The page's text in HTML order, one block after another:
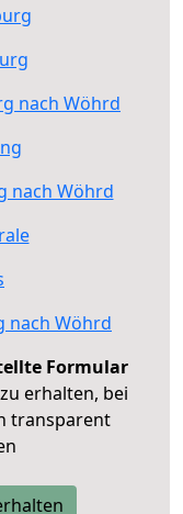
nach Wöhrd
nach Wöhrd
nach Wöhrd
Formular
erhalten, bei
transparent